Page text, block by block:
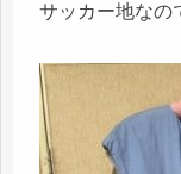
サッカー地なの